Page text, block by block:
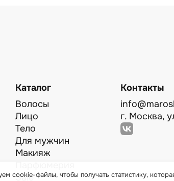
Каталог
Волосы
Лицо
Тело
Для мужчин
Макияж
Sale
Контакты
г. Москва,
cookie-файлы, чтобы получать статистику,